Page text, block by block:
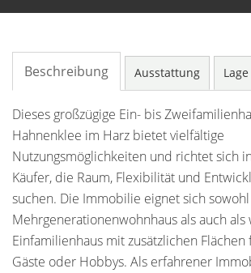
Beschreibung Ausstattung Lage
Dieses großzügige Ein- bis
Hahnenklee im Harz bietet vielfältige
Nutzungsmöglichkeiten und richtet sich
Käufer, die Raum, Flexibilität und
suchen. Die Immobilie eignet sich
Mehrgenerationenwohnhaus als auch als
Einfamilienhaus mit zusätzlichen
Gäste oder Hobbys. Als erfahrener